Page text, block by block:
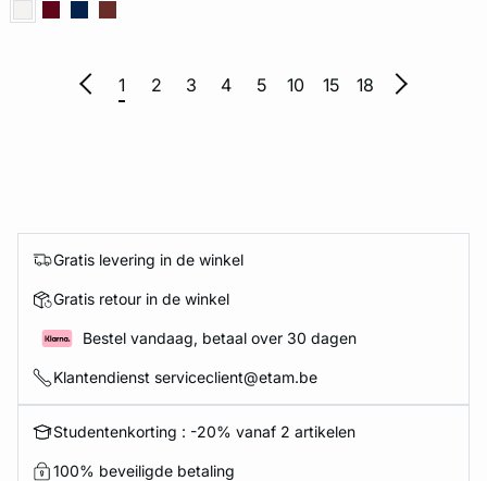
1 2 3 4 5 10 15 18
Gratis levering in de winkel
Gratis retour in de winkel
Bestel vandaag, betaal over 30 dagen
Klantendienst serviceclient@etam.be
Studentenkorting : -20% vanaf 2 artikelen
100% beveiligde betaling